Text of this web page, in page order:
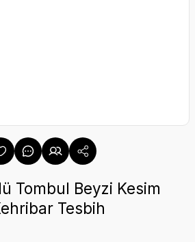
Tombul Beyzi Kesim
Tesbih